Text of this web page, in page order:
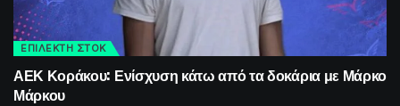
ΕΠΙΛΕΚΤΗ ΣΤΟΚ
ΑΕΚ Κοράκου: Ενίσχυση κάτω από τα δοκάρια με Μάρκο
Μάρκου